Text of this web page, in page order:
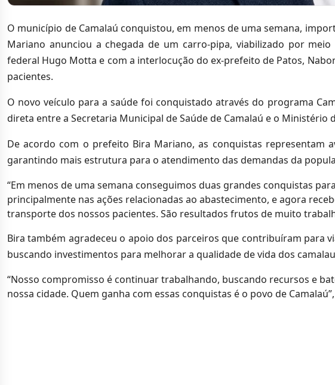
O município de Camalaú conquistou, em menos de uma semana,
Mariano anunciou a chegada de um carro-pipa, viabilizado por
federal Hugo Motta e com a interlocução do ex-prefeito de Patos,
pacientes.
O novo veículo para a saúde foi conquistado através do programa
direta entre a Secretaria Municipal de Saúde de Camalaú e o Ministério
De acordo com o prefeito Bira Mariano, as conquistas representam
garantindo mais estrutura para o atendimento das demandas da
“Em menos de uma semana conseguimos duas grandes conquistas
principalmente nas ações relacionadas ao abastecimento, e agora
transporte dos nossos pacientes. São resultados frutos de muito
Bira também agradeceu o apoio dos parceiros que contribuíram para
buscando investimentos para melhorar a qualidade de vida dos
“Nosso compromisso é continuar trabalhando, buscando recursos e
nossa cidade. Quem ganha com essas conquistas é o povo de